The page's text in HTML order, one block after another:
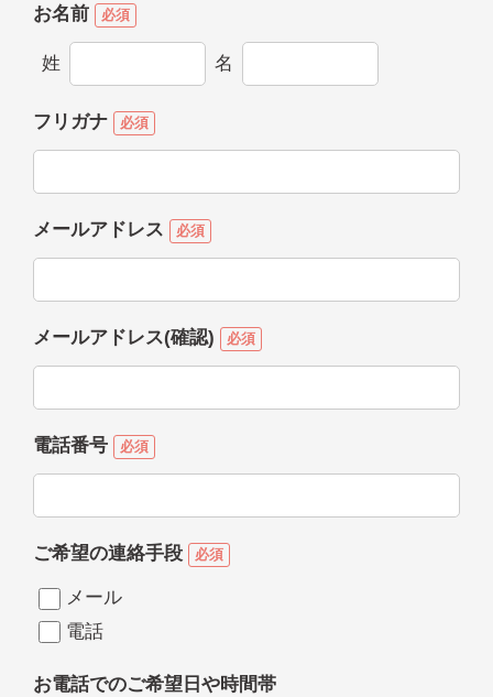
お名前 必須
姓 名
フリガナ 必須
メールアドレス 必須
メールアドレス(確認) 必須
電話番号 必須
ご希望の連絡手段 必須
メール
電話
お電話でのご希望日や時間帯